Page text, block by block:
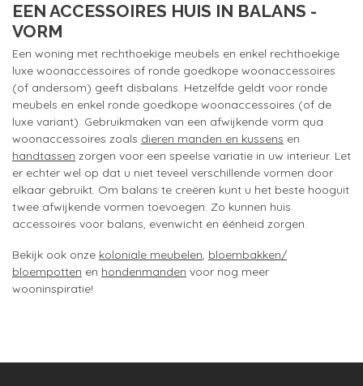
EEN ACCESSOIRES HUIS IN BALANS -
VORM
Een woning met rechthoekige meubels en enkel rechthoekige
luxe woonaccessoires of ronde goedkope woonaccessoires
(of andersom) geeft disbalans. Hetzelfde geldt voor ronde
meubels en enkel ronde goedkope woonaccessoires (of de
luxe variant). Gebruikmaken van een afwijkende vorm qua
woonaccessoires zoals dieren manden en kussens en
handtassen zorgen voor een speelse variatie in uw interieur. Let
er echter wel op dat u niet teveel verschillende vormen door
elkaar gebruikt. Om balans te creëren kunt u het beste hooguit
twee afwijkende vormen toevoegen. Zo kunnen huis
accessoires voor balans, evenwicht en éénheid zorgen.
Bekijk ook onze koloniale meubelen, bloembakken/
bloempotten en hondenmanden voor nog meer
wooninspiratie!